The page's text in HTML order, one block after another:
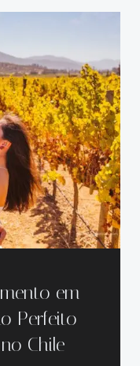
em
Perfeito
Chile